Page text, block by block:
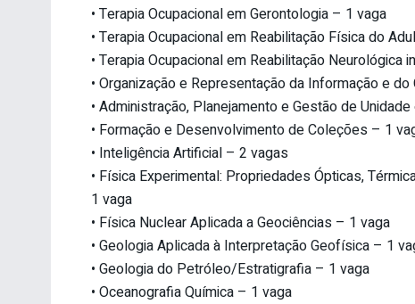
• Terapia Ocupacional em Gerontologia – 1 vaga
• Terapia Ocupacional em Reabilitação Física do
• Terapia Ocupacional em Reabilitação Neurológica
• Organização e Representação da Informação e
• Administração, Planejamento e Gestão de
• Formação e Desenvolvimento de Coleções – 1
• Inteligência Artificial – 2 vagas
• Física Experimental: Propriedades Ópticas,
1 vaga
• Física Nuclear Aplicada a Geociências – 1 vaga
• Geologia Aplicada à Interpretação Geofísica – 1
• Geologia do Petróleo/Estratigrafia – 1 vaga
• Oceanografia Química – 1 vaga